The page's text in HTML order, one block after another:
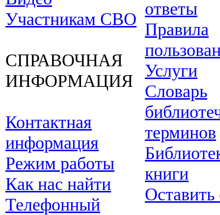
Участникам СВО
СПРАВОЧНАЯ
ИНФОРМАЦИЯ
Контактная
информация
Режим работы
Как нас найти
Телефонный
ответы
Правила
Услуги
Словарь
терминов
книги
Оставить